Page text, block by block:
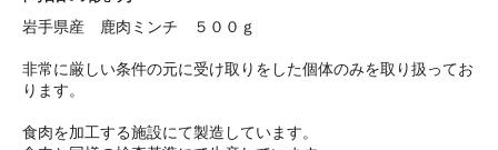
岩手県産 鹿肉ミンチ ５００ｇ
非常に厳しい条件の元に受け取りをした個体のみを取り扱ってお
ります。
食肉を加工する施設にて製造しています。